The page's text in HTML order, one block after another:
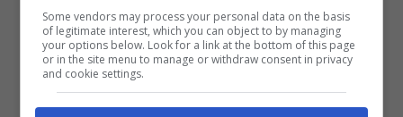
Inglesi in allarme per la Regina
Già da qualche mese sono stati diffusi
numerosi rumors circale condizioni di salute
Some vendors may process your personal data on the basis
of legitimate interest, which you can object to by managing
your options below. Look for a link at the bottom of this page
or in the site menu to manage or withdraw consent in privacy
and cookie settings.